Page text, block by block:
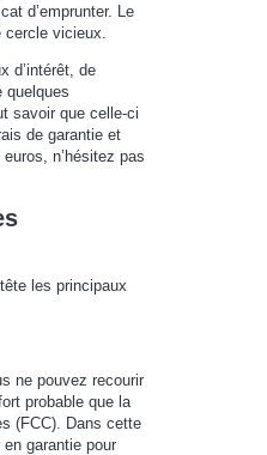
d’emprunter. Le
cercle vicieux.
d’intérêt, de
quelques
savoir que celle-ci
de garantie et
n’hésitez pas
les principaux
ne pouvez recourir
probable que la
(FCC). Dans cette
garantie pour